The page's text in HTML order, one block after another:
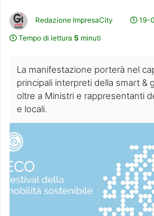
Redazione ImpresaCity
19-
Tempo di lettura 5 minuti
La manifestazione porterà nel
principali interpreti della smart &
oltre a Ministri e rappresentanti
e locali.